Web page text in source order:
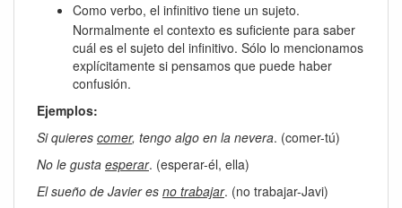
Como verbo, el infinitivo tiene un sujeto.
Normalmente el contexto es suficiente para saber
cuál es el sujeto del infinitivo. Sólo lo mencionamos
explícitamente si pensamos que puede haber
confusión.
Ejemplos:
Si quieres comer, tengo algo en la nevera. (comer-tú)
No le gusta esperar. (esperar-él, ella)
El sueño de Javier es no trabajar. (no trabajar-Javi)